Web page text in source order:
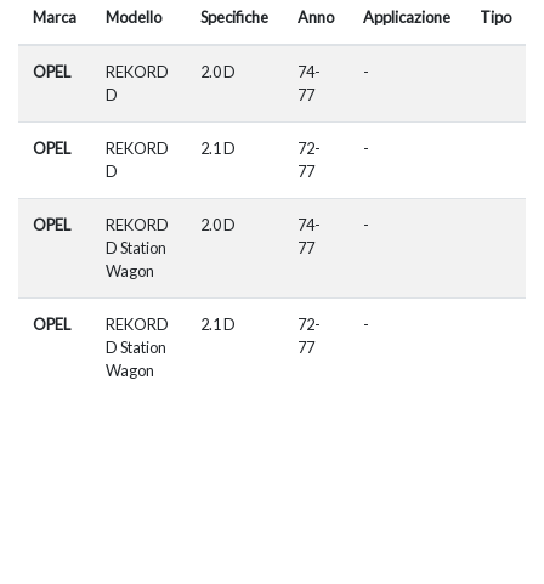
Marca Modello Specifiche Anno Applicazione Tipo
OPEL
REKORD
D
2.0 D
74-
77
-
OPEL
REKORD
D
2.1 D
72-
77
-
OPEL
REKORD
D Station
Wagon
2.0 D
74-
77
-
OPEL
REKORD
D Station
Wagon
2.1 D
72-
77
-